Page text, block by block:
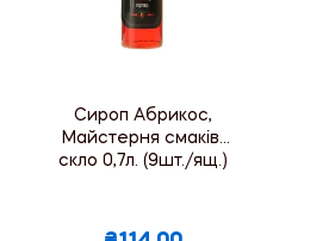
Сироп Абрикос,
Майстерня смаків,
скло 0,7л. (9шт./ящ.)